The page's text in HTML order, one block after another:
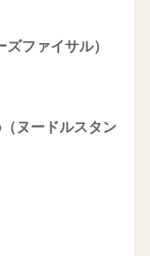
ズファイサル）
ヌードルスタン